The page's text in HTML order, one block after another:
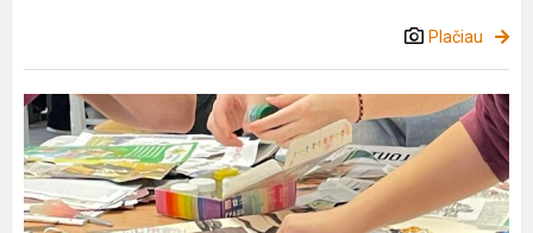
Plačiau
Tarpmokyklinis
projektas
„Kūrybinės
patirtys“,
kūrybinės